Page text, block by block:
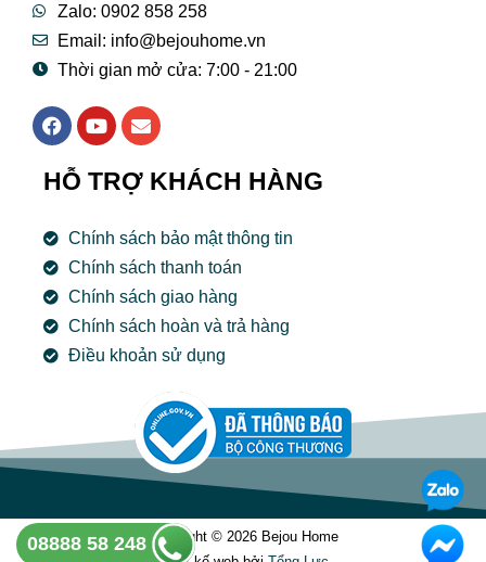
Zalo: 0902 858 258
Email: info@bejouhome.vn
Thời gian mở cửa: 7:00 - 21:00
F
a
e
b
o
k
Y
o
t
u
e
E
n
e
l
p
e
HỖ TRỢ KHÁCH HÀNG
Chính sách bảo mật thông tin
Chính sách thanh toán
Chính sách giao hàng
Chính sách hoàn và trả hàng
Điều khoản sử dụng
Copyright © 2026 Bejou Home
08888 58 248